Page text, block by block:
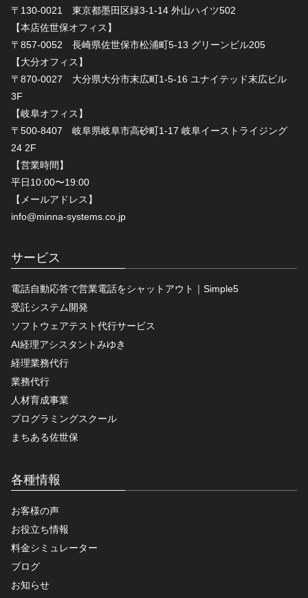
〒130-0021 東京都墨田区緑3-1-14 外山ハイツ502
【本店佐世保オフィス】
〒857-0052 長崎県佐世保市松浦町5-13 グリーンビル205
【大分オフィス】
〒870-0027 大分県大分市末広町1-5-16 ユナイテッド末広ビル
3F
【岐阜オフィス】
〒500-8407 岐阜県岐阜市高砂町1-17 岐阜イーストライジング
24 2F
【営業時間】
平日10:00〜19:00
【メールアドレス】
info@minna-systems.co.jp
サービス
電話自動応答で営業電話をシャットアウト｜Simple5
受託システム開発
ソフトウェアテスト代行サービス
AI経理アシスタントみゆき
経理業務代行
業務代行
人材育成事業
プログラミングスクール
まちある佐世保
各種情報
お客様の声
お役立ち情報
料金シミュレーター
ブログ
お知らせ